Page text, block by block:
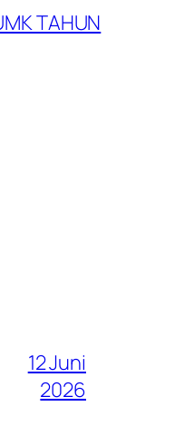
TAHUN
12 Juni
2026